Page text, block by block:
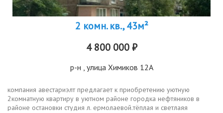
2 комн. кв., 43м²
4 800 000 ₽
р-н , улица Химиков 12А
компания авестариэлт предлагает к приобретению уютную
2комнатную квартиру в уютном районе городка нефтяников в
районе остановки студия л. ермолаевой.тёплая и светлаяя